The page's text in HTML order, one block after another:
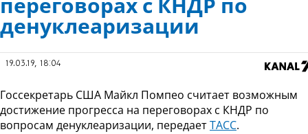
переговорах с КНДР по
денуклеаризации
19.03.19, 18:04
Госсекретарь США Майкл Помпео считает возможным
достижение прогресса на переговорах с КНДР по
вопросам денуклеаризации, передаетТАСС.